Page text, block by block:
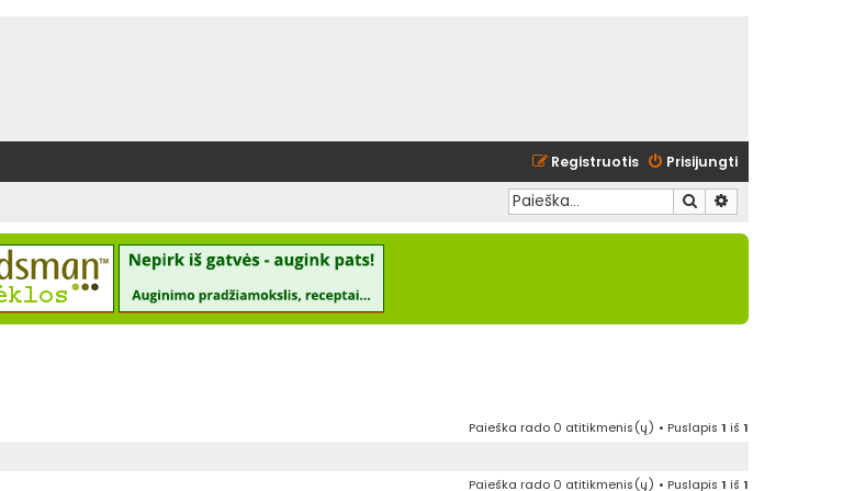
Prisijungti
Registruotis
Ieškoti
Paieška rado 0 atitikmenis(ų) • Puslapis 1 iš 1
Paieška rado 0 atitikmenis(ų) • Puslapis 1 iš 1